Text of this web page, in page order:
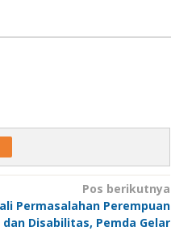
Pos berikutnya
Permasalahan Perempuan
dan Disabilitas, Pemda Gelar